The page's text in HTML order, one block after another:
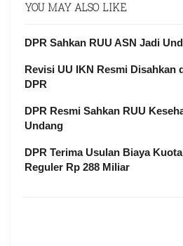
YOU MAY ALSO LIKE
DPR Sahkan RUU ASN Jadi
Revisi UU IKN Resmi Disahkan
DPR
DPR Resmi Sahkan RUU
Undang
DPR Terima Usulan Biaya
Reguler Rp 288 Miliar